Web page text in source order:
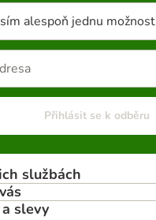
alespoň jednu možnost
Přihlásit se k odběru
službách
slevy